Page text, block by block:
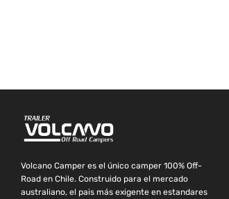
Volcano Camper es el único camper 100% Off-
Road en Chile. Construido para el mercado
australiano, el pais más exigente en estandares